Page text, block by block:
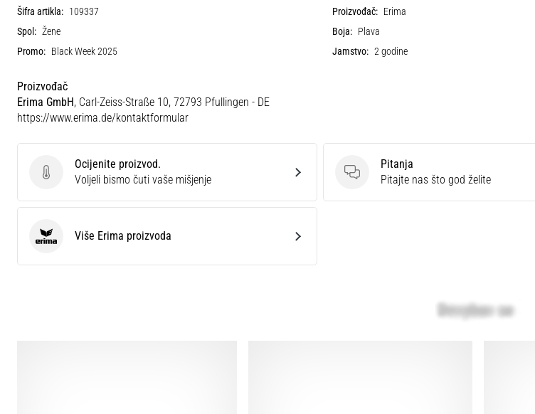
Šifra artikla: 109337 Proizvođač: Erima
Spol: Žene Boja: Plava
Promo: Black Week 2025 Jamstvo: 2 godine
Proizvođač
Erima GmbH, Carl-Zeiss-Straße 10, 72793 Pfullingen - DE
https://www.erima.de/kontaktformular
Ocijenite proizvod.
Ocijenite proizvod.
Voljeli bismo čuti vaše mišjenje
Pitanja
Pitanja
Pitajte nas što god želite
Erima Više Erima proizvoda